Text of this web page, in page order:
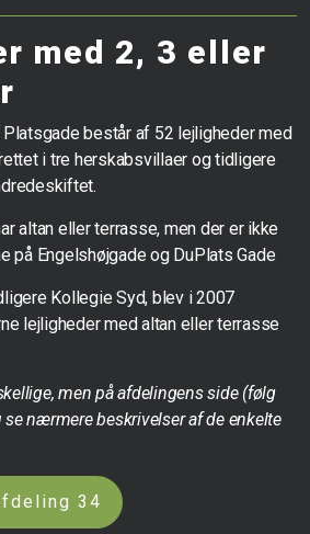
med 2, 3 eller
består af 52 lejligheder med
i tre herskabsvillaer og tidligere
altan eller terrasse, men der er ikke
på Engelshøjgade og DuPlats Gade
Kollegie Syd, blev i 2007
lejligheder med altan eller terrasse
men på afdelingens side (følg
nærmere beskrivelser af de enkelte
34